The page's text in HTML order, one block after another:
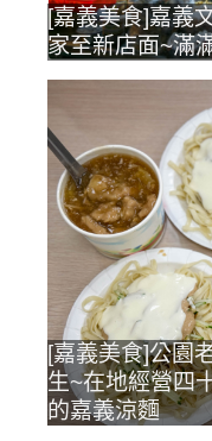
[嘉義美食]嘉義
家至新店面~滿
[嘉義美食]公園
生~在地經營四
的嘉義涼麵